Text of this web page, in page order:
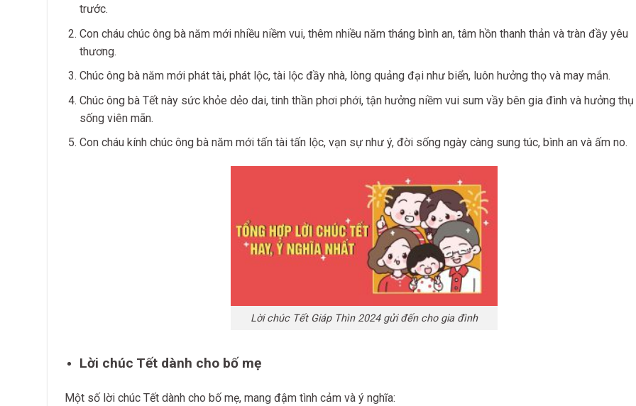
trước.
Con cháu chúc ông bà năm mới nhiều niềm vui, thêm nhiều năm tháng bình an, tâm hồn thanh thản và tràn đầy yêu
thương.
Chúc ông bà năm mới phát tài, phát lộc, tài lộc đầy nhà, lòng quảng đại như biển, luôn hưởng thọ và may mắn.
Chúc ông bà Tết này sức khỏe dẻo dai, tinh thần phơi phới, tận hưởng niềm vui sum vầy bên gia đình và hưởng
sống viên mãn.
Con cháu kính chúc ông bà năm mới tấn tài tấn lộc, vạn sự như ý, đời sống ngày càng sung túc, bình an và ấm no.
Lời chúc Tết Giáp Thìn 2024 gửi đến cho gia đình
Lời chúc Tết dành cho bố mẹ
Một số lời chúc Tết dành cho bố mẹ, mang đậm tình cảm và ý nghĩa: